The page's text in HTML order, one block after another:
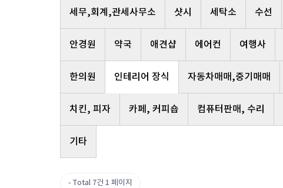
세무,회계,관세사무소 샷시 세탁소 수선
안경원 약국 애견샵 에어컨 여행사
한의원 인테리어 장식 자동차매매,중기매매
치킨, 피자 카페, 커피숍 컴퓨터판매, 수리
기타
Total 7건 1 페이지